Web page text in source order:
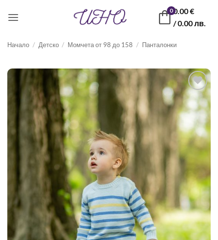
00.00€
/ 0.00 лв.
Начало / Детско / Момчета от 98 до 158 / Панталонки
Запази
продукт